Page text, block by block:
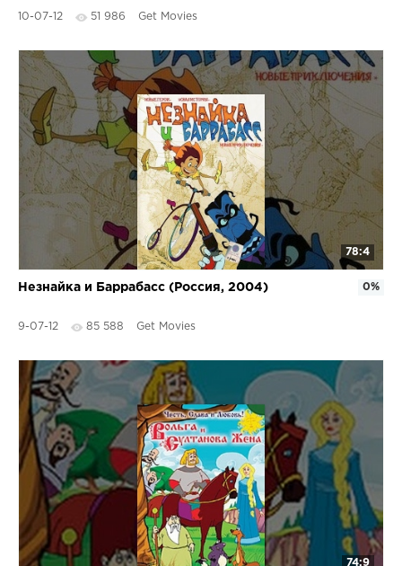
10-07-12 51 986 Get Movies
78:4
Незнайка и Баррабасс (Россия, 2004)
9-07-12 85 588 Get Movies
0%
74:9